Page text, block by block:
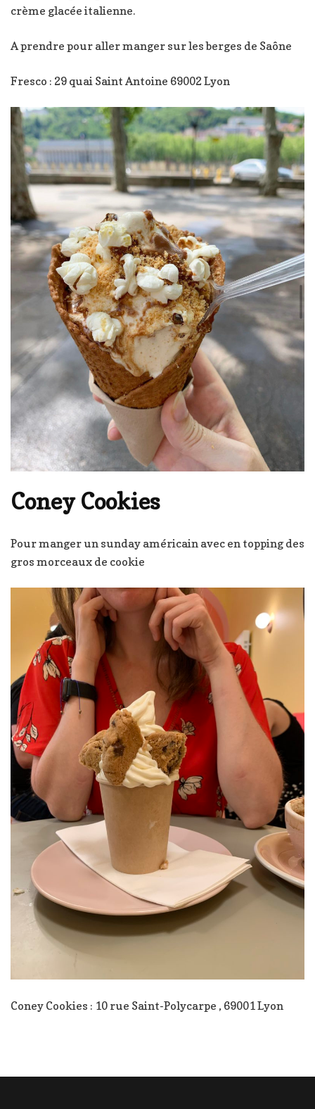
crème glacée italienne.
A prendre pour aller manger sur les berges de Saône
Fresco : 29 quai Saint Antoine 69002 Lyon
Coney Cookies
Pour manger un sunday américain avec en topping des
gros morceaux de cookie
Coney Cookies : 10 rue Saint-Polycarpe , 69001 Lyon